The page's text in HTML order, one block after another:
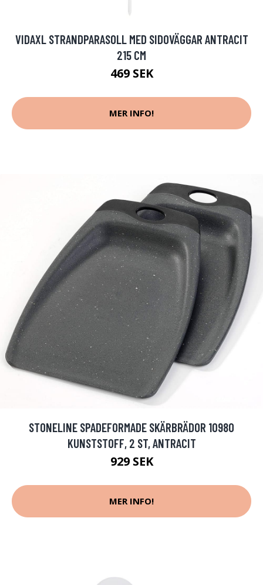
VIDAXL STRANDPARASOLL MED SIDOVÄGGAR ANTRACIT
215 CM
469 SEK
MER INFO!
STONELINE SPADEFORMADE SKÄRBRÄDOR 10980
KUNSTSTOFF, 2 ST, ANTRACIT
929 SEK
MER INFO!